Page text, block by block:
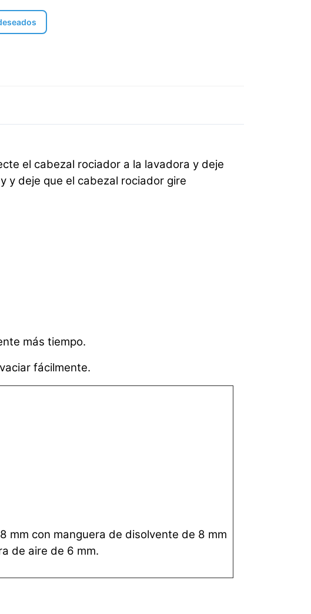
el cabezal rociador a la lavadora y deje
y deje que el cabezal rociador gire
más tiempo.
fácilmente.
mm con manguera de disolvente de 8 mm
de aire de 6 mm.